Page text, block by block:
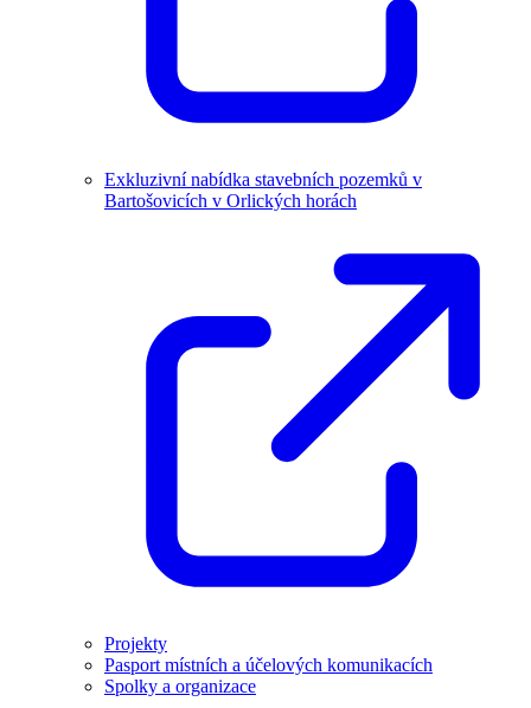
Exkluzivní nabídka stavebních pozemků v
Bartošovicích v Orlických horách
Projekty
Pasport místních a účelových komunikacích
Spolky a organizace